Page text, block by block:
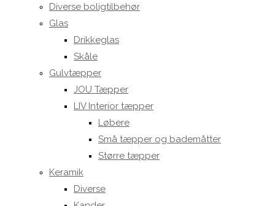
Diverse boligtilbehør
Glas
Drikkeglas
Skåle
Gulvtæpper
JOU Tæpper
LIV Interior tæpper
Løbere
Små tæpper og bademåtter
Større tæpper
Keramik
Diverse